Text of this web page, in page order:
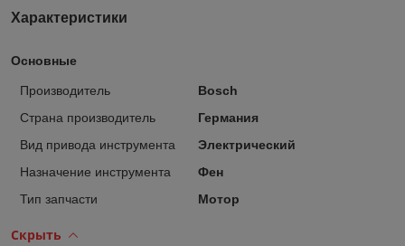
Характеристики
Основные
Производитель
Bosch
Страна производитель
Германия
Вид привода инструмента
Электрический
Назначение инструмента
Фен
Тип запчасти
Мотор
Скрыть